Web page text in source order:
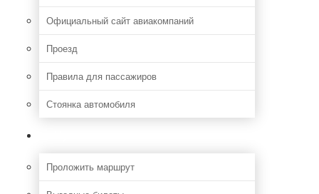
Официальный сайт авиакомпаний
Проезд
Правила для пассажиров
Стоянка автомобиля
Проложить маршрут